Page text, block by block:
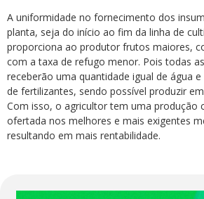
A uniformidade no fornecimento dos
planta, seja do início ao fim da linha de
proporciona ao produtor frutos maiores,
com a taxa de refugo menor. Pois todas
receberão uma quantidade igual de água
de fertilizantes, sendo possível produzir
Com isso, o agricultor tem uma produção
ofertada nos melhores e mais exigentes
resultando em mais rentabilidade.